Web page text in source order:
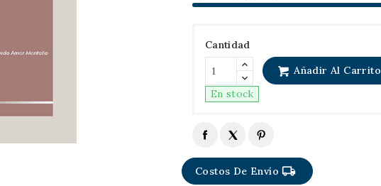
Cantidad
Añadir Al Carrito
En stock
Costos De Envíolocal_shipping